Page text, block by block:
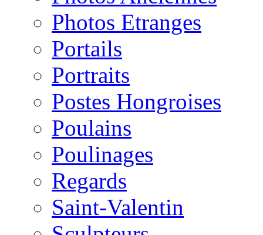
Photos Etranges
Portails
Portraits
Postes Hongroises
Poulains
Poulinages
Regards
Saint-Valentin